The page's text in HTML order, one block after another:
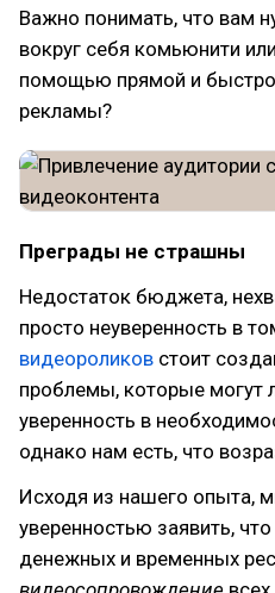
Важно понимать, что вам
вокруг себя комьюнити
помощью прямой и
рекламы?
Преграды не страшны
Недостаток бюджета,
просто неуверенность в
видеороликов стоит
проблемы, которые могут
уверенность в
однако нам есть, что
Исходя из нашего опыта,
уверенностью заявить,
денежных и временных